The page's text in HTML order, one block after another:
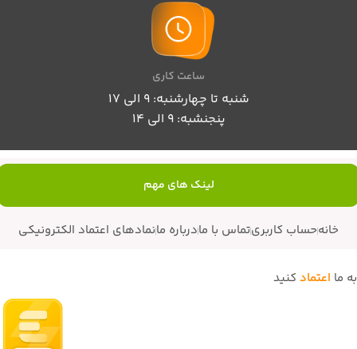
ساعت کاری
شنبه تا چهارشنبه: 9 الی 17
پنجنشبه: 9 الی 14
لینک های مهم
خانهحساب کاربریتماس با مادرباره مانمادهای اعتماد الکترونیکی
به ما اعتماد کنید